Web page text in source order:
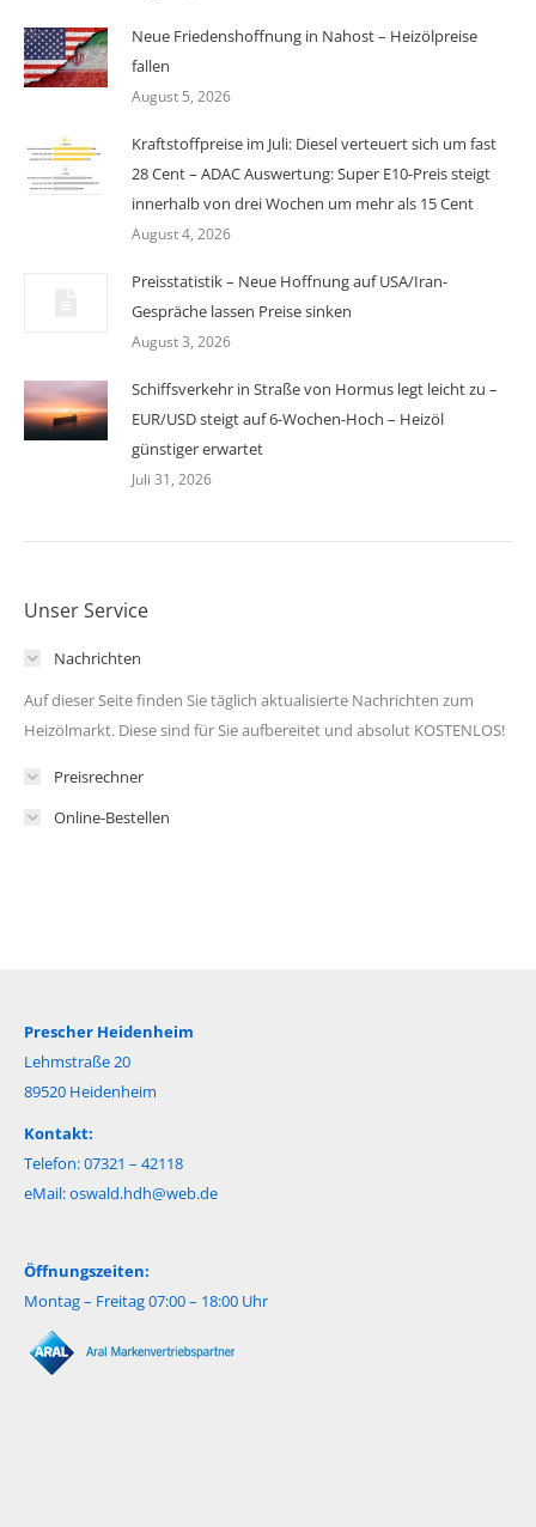
Neue Friedenshoffnung in Nahost – Heizölpreise
fallen
August 5, 2026
Kraftstoffpreise im Juli: Diesel verteuert sich um fast
28 Cent – ADAC Auswertung: Super E10-Preis steigt
innerhalb von drei Wochen um mehr als 15 Cent
August 4, 2026
Preisstatistik – Neue Hoffnung auf USA/Iran-
Gespräche lassen Preise sinken
August 3, 2026
Schiffsverkehr in Straße von Hormus legt leicht zu –
EUR/USD steigt auf 6-Wochen-Hoch – Heizöl
günstiger erwartet
Juli 31, 2026
Unser Service
Nachrichten
Auf dieser Seite finden Sie täglich aktualisierte Nachrichten zum
Heizölmarkt. Diese sind für Sie aufbereitet und absolut KOSTENLOS!
Preisrechner
Online-Bestellen
Prescher Heidenheim
Lehmstraße 20
89520 Heidenheim
Kontakt:
Telefon: 07321 – 42118
eMail:oswald.hdh@web.de
Öffnungszeiten:
Montag – Freitag 07:00 – 18:00 Uhr